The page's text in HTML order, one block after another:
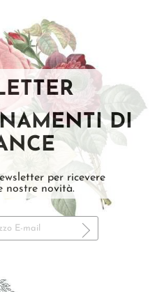
DI
per ricevere
nostre novità.